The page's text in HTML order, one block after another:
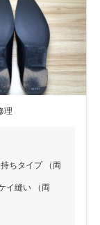
理
ちタイプ （両
イ縫い （両